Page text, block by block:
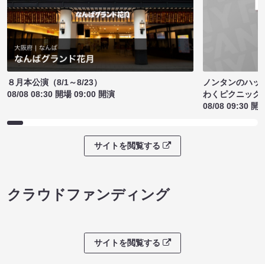
８月本公演（8/1～8/23）
08/08 08:30 開場 09:00 開演
ノンタンのハッ
わくピクニック
08/08 09:30 開
サイトを閲覧する
クラウドファンディング
サイトを閲覧する